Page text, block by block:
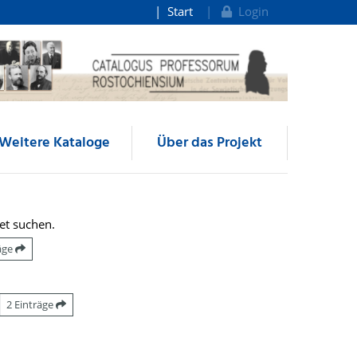
Start Login
Kataloge Über das Projekt
suchen.
2 Einträge